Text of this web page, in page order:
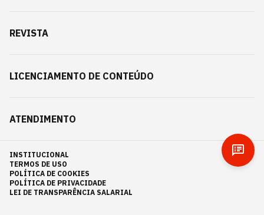
REVISTA
LICENCIAMENTO DE CONTEÚDO
ATENDIMENTO
INSTITUCIONAL
TERMOS DE USO
POLÍTICA DE COOKIES
POLÍTICA DE PRIVACIDADE
LEI DE TRANSPARÊNCIA SALARIAL